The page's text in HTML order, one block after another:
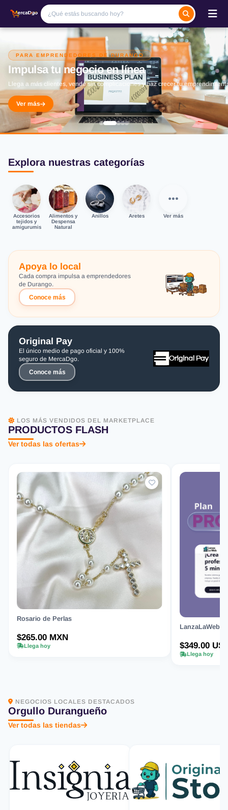
PARA EMPRENDEDORES DE DURANGO
Impulsa tu negocio en línea
Llega a más clientes, vende sin complicaciones y haz crecer tu
Ver más
Explora nuestras categorías
Accesorios
tejidos y
amigurumis
Alimentos y
Despensa
Natural
Anillos Aretes Ver más
Apoya lo local
Cada compra impulsa a emprendedores
de Durango.
Conoce más
Original Pay
El único medio de pago oficial y 100%
seguro de MercaDgo.
Conoce más
LOS MÁS VENDIDOS DEL MARKETPLACE
PRODUCTOS FLASH
Ver todas las ofertas
Rosario de Perlas
$265.00 MXN
Llega hoy $349.00
Llega hoy
NEGOCIOS LOCALES DESTACADOS
Orgullo Durangueño
Ver todas las tiendas